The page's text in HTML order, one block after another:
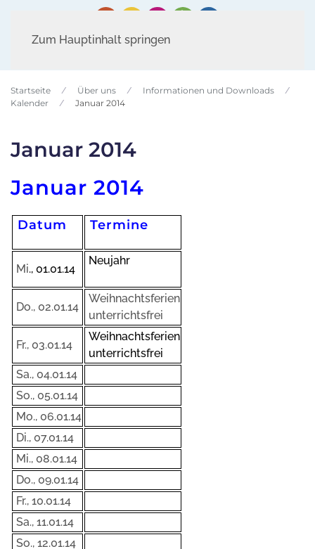
Zum Hauptinhalt springen
Startseite Über uns
Informationen und Downloads
Kalender
Januar 2014
Januar 2014
Januar 2014
Datum Termine
Mi., 01.01.14
Neujahr
Do., 02.01.14
Weihnachtsferien
unterrichtsfrei
Fr., 03.01.14
Weihnachtsferien
unterrichtsfrei
Sa., 04.01.14
So., 05.01.14
Mo., 06.01.14
Di., 07.01.14
Mi., 08.01.14
Do., 09.01.14
Fr., 10.01.14
Sa., 11.01.14
So., 12.01.14